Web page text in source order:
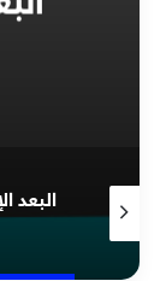
نقض حكم القاضي في دعاوى الحق العام وتطبيقاته في المحاكم الشرعية الفلسطينية, بمناقشة الدكتور أيمن البدارين